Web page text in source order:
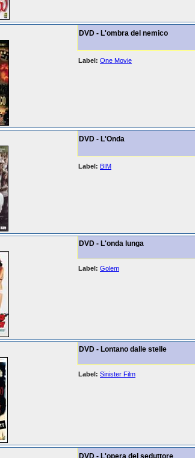
DVD - L'ombra del nemico
Label: One Movie
DVD - L'Onda
Label: BIM
DVD - L'onda lunga
Label: Golem
DVD - Lontano dalle stelle
Label: Sinister Film
DVD - L'opera del seduttore